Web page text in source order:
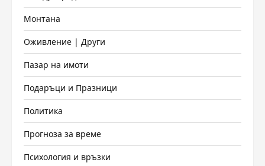
Монтана
Оживление | Други
Пазар на имоти
Подаръци и Празници
Политика
Прогноза за време
Психология и връзки